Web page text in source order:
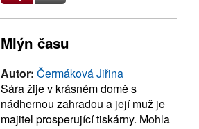
Mlýn času
Autor: Čermáková Jiřina
Sára žije v krásném domě s
nádhernou zahradou a její muž je
majitel prosperující tiskárny. Mohla